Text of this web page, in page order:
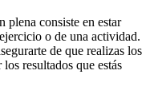
plena consiste en estar
o de una actividad.
de que realizas los
resultados que estás